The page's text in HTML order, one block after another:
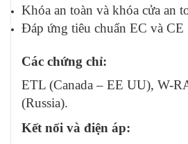
Khóa an toàn và khóa cửa an
Đáp ứng tiêu chuẩn EC và CE
Các chứng chỉ:
ETL (Canada – EE UU), W-
(Russia).
Kết nối và điện áp: